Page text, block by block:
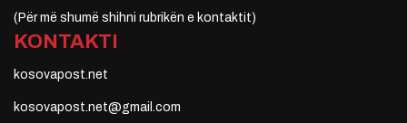
(Për më shumë shihni rubrikën e kontaktit)
KONTAKTI
kosovapost.net
kosovapost.net@gmail.com